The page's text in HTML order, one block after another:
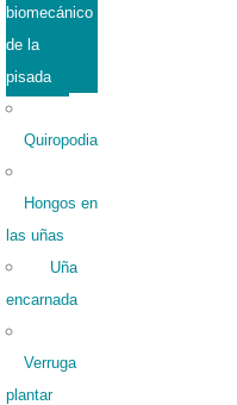
biomecánico
de la
pisada
Quiropodia
Hongos en
las uñas
Uña
encarnada
Verruga
plantar